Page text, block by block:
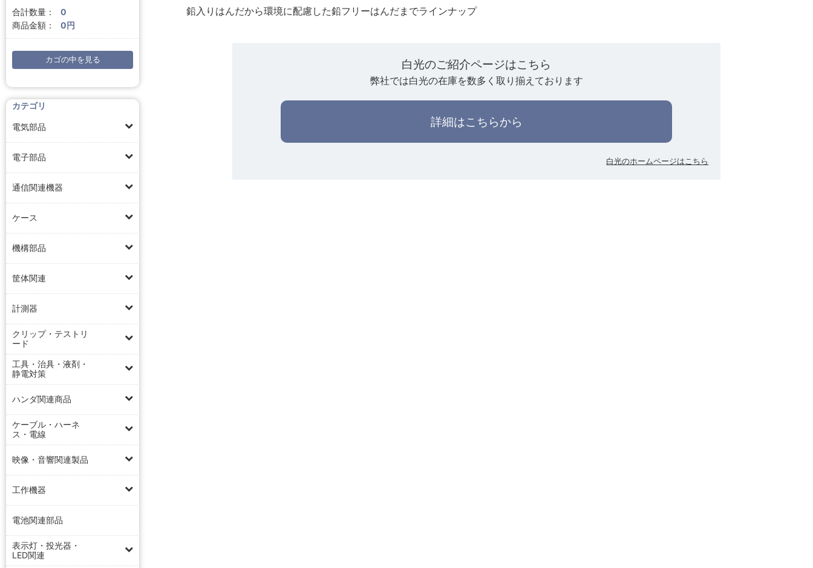
合計数量：
0
商品金額：
0円
カゴの中を見る
カテゴリ
電気部品
電子部品
通信関連機器
ケース
機構部品
筐体関連
計測器
クリップ・テストリ
ード
工具・治具・液剤・
静電対策
ハンダ関連商品
ケーブル・ハーネ
ス・電線
映像・音響関連製品
工作機器
電池関連部品
表示灯・投光器・
LED関連
鉛入りはんだから環境に配慮した鉛フリーはんだまでラインナップ
白光のご紹介ページはこちら
弊社では白光の在庫を数多く取り揃えております
詳細はこちらから
白光のホームページはこちら